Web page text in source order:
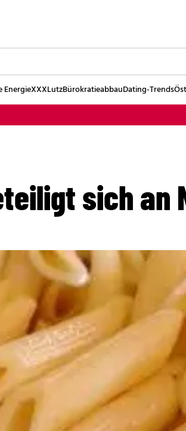
EnergieXXXLutzBürokratieabbauDating-Trends
sich an